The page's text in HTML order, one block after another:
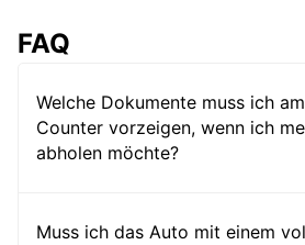
FAQ
Welche Dokumente muss ich
Counter vorzeigen, wenn ich
abholen möchte?
Muss ich das Auto mit einem